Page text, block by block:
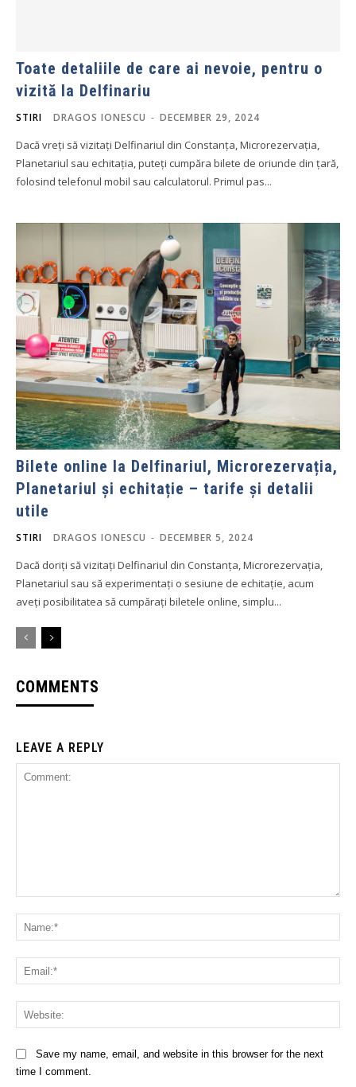
Toate detaliile de care ai nevoie, pentru o
vizită la Delfinariu
STIRI DRAGOS IONESCU - DECEMBER 29, 2024
Dacă vreți să vizitați Delfinariul din Constanța, Microrezervația,
Planetariul sau echitația, puteți cumpăra bilete de oriunde din țară,
folosind telefonul mobil sau calculatorul. Primul pas...
Bilete online la Delfinariul, Microrezervația,
Planetariul și echitație – tarife și detalii
utile
STIRI DRAGOS IONESCU - DECEMBER 5, 2024
Dacă doriți să vizitați Delfinariul din Constanța, Microrezervația,
Planetariul sau să experimentați o sesiune de echitație, acum
aveți posibilitatea să cumpărați biletele online, simplu...
COMMENTS
LEAVE A REPLY
Save my name, email, and website in this browser for the next
time I comment.